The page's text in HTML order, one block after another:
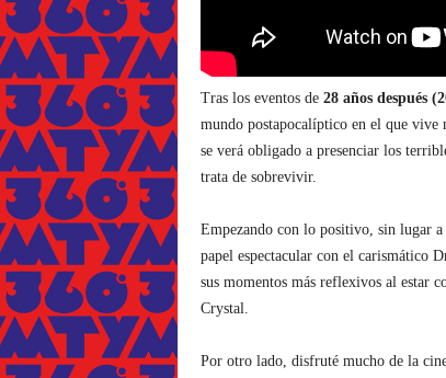
Tras los eventos de 28 años después
mundo postapocalíptico en el que vive
se verá obligado a presenciar los
trata de sobrevivir.
Empezando con lo positivo, sin lugar
papel espectacular con el carismático
sus momentos más reflexivos al estar
Crystal.
Por otro lado, disfruté mucho de la